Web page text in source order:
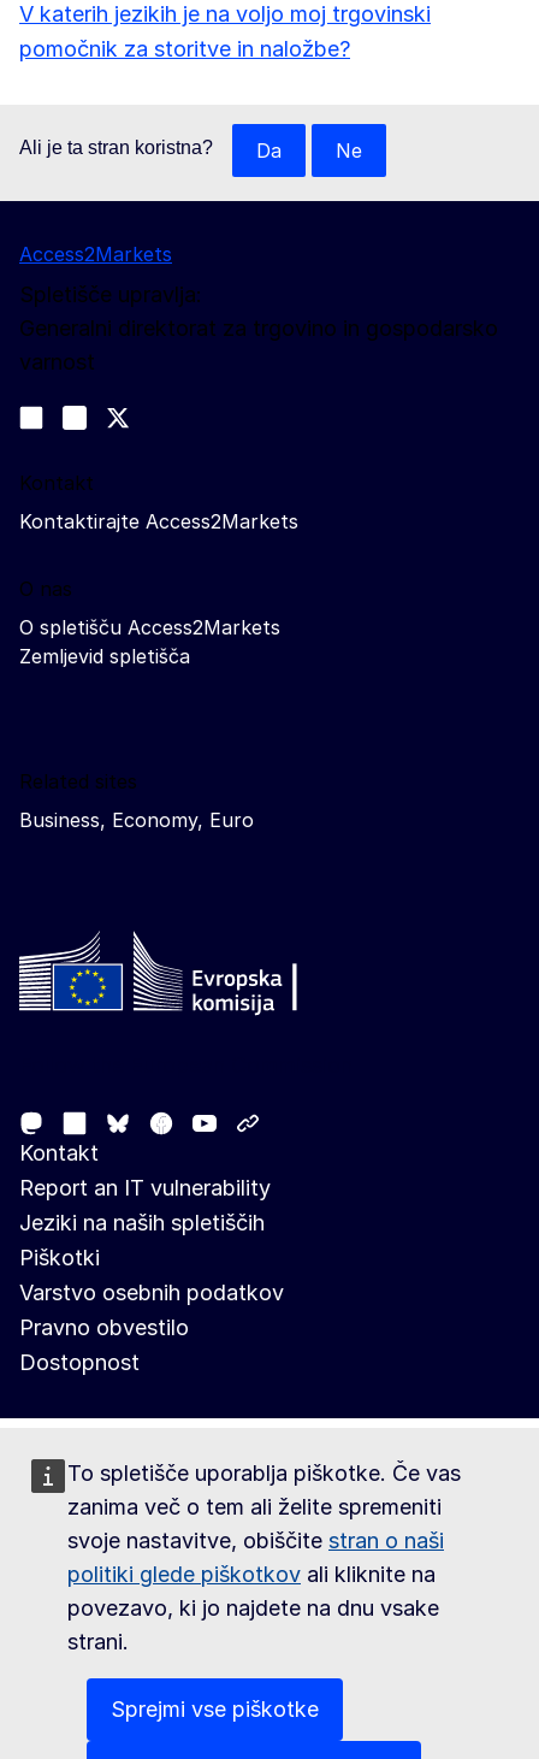
To spletišče uporablja piškotke. Če vas
zanima več o tem ali želite spremeniti
svoje nastavitve, obiščite stran o naši
politiki glede piškotkov ali kliknite na
povezavo, ki jo najdete na dnu vsake
strani.
Sprejmi vse piškotke
V katerih jezikih je na voljo moj trgovinski
pomočnik za storitve in naložbe?
Ali je ta stran koristna? Da Ne
Access2Markets
Spletišče upravlja:
Generalni direktorat za trgovino in gospodarsko
varnost
Join us on LinkedIn
Trade-Off podcast
Kontakt
Kontaktirajte Access2Markets
O nas
O spletišču Access2Markets
Zemljevid spletišča
Related sites
Business, Economy, Euro
MastodonLinkedIn
Bluesky
Facebook
Youtube
Kontakt
Report an IT vulnerability
Jeziki na naših spletiščih
Piškotki
Varstvo osebnih podatkov
Pravno obvestilo
Dostopnost